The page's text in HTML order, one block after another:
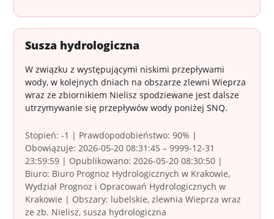
Susza hydrologiczna
W związku z występującymi niskimi przepływami
wody, w kolejnych dniach na obszarze zlewni Wieprza
wraz ze zbiornikiem Nielisz spodziewane jest dalsze
utrzymywanie się przepływów wody poniżej SNQ.
Stopień: -1 | Prawdopodobieństwo: 90% |
Obowiązuje: 2026-05-20 08:31:45 – 9999-12-31
23:59:59 | Opublikowano: 2026-05-20 08:30:50 |
Biuro: Biuro Prognoz Hydrologicznych w Krakowie,
Wydział Prognoz i Opracowań Hydrologicznych w
Krakowie | Obszary: lubelskie, zlewnia Wieprza wraz
ze zb. Nielisz, susza hydrologiczna